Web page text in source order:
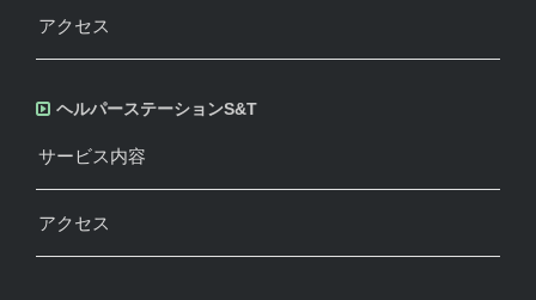
アクセス
ヘルパーステーションS&T
サービス内容
アクセス